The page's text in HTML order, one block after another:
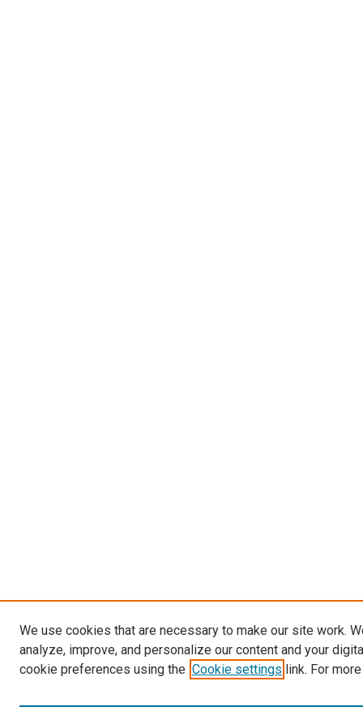
We use cookies that are necessary to make our site work.
analyze, improve, and personalize our content and your
cookie preferences using the Cookie settings link. For